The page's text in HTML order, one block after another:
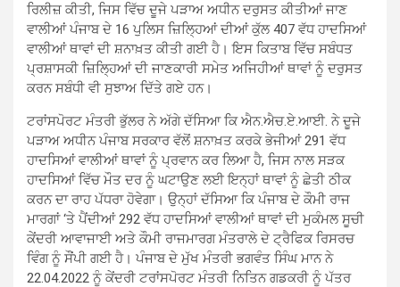
ਰਿਲੀਜ਼ ਕੀਤੀ, ਜਿਸ ਵਿੱਚ ਦੂਜੇ ਪੜਾਅ ਅਧੀਨ ਦਰੁਸਤ ਕੀਤੀਆਂ ਜਾਣ
ਵਾਲੀਆਂ ਪੰਜਾਬ ਦੇ 16 ਪੁਲਿਸ ਜ਼ਿਲ੍ਹਿਆਂ ਦੀਆਂ ਕੁੱਲ 407 ਵੱਧ ਹਾਦਸਿਆਂ
ਵਾਲੀਆਂ ਥਾਵਾਂ ਦੀ ਸ਼ਨਾਖ਼ਤ ਕੀਤੀ ਗਈ ਹੈ। ਇਸ ਕਿਤਾਬ ਵਿੱਚ ਸਬੰਧਤ
ਪ੍ਰਸ਼ਾਸਕੀ ਜ਼ਿਲ੍ਹਿਆਂ ਦੀ ਜਾਣਕਾਰੀ ਸਮੇਤ ਅਜਿਹੀਆਂ ਥਾਵਾਂ ਨੂੰ ਦਰੁਸਤ
ਕਰਨ ਸਬੰਧੀ ਵੀ ਸੁਝਾਅ ਦਿੱਤੇ ਗਏ ਹਨ।
ਟਰਾਂਸਪੋਰਟ ਮੰਤਰੀ ਭੁੱਲਰ ਨੇ ਅੱਗੇ ਦੱਸਿਆ ਕਿ ਐਨ.ਐਚ.ਏ.ਆਈ. ਨੇ ਦੂਜੇ
ਪੜਾਅ ਅਧੀਨ ਪੰਜਾਬ ਸਰਕਾਰ ਵੱਲੋਂ ਸ਼ਨਾਖ਼ਤ ਕਰਕੇ ਭੇਜੀਆਂ 291 ਵੱਧ
ਹਾਦਸਿਆਂ ਵਾਲੀਆਂ ਥਾਵਾਂ ਨੂੰ ਪ੍ਰਵਾਨ ਕਰ ਲਿਆ ਹੈ, ਜਿਸ ਨਾਲ ਸੜਕ
ਹਾਦਸਿਆਂ ਵਿੱਚ ਮੌਤ ਦਰ ਨੂੰ ਘਟਾਉਣ ਲਈ ਇਨ੍ਹਾਂ ਥਾਵਾਂ ਨੂੰ ਛੇਤੀ ਠੀਕ
ਕਰਨ ਦਾ ਰਾਹ ਪੱਧਰਾ ਹੋਵੇਗਾ। ਉਨ੍ਹਾਂ ਦੱਸਿਆ ਕਿ ਪੰਜਾਬ ਦੇ ਕੌਮੀ ਰਾਜ
ਮਾਰਗਾਂ ‘ਤੇ ਪੈਂਦੀਆਂ 292 ਵੱਧ ਹਾਦਸਿਆਂ ਵਾਲੀਆਂ ਥਾਵਾਂ ਦੀ ਮੁਕੰਮਲ ਸੂਚੀ
ਕੇਂਦਰੀ ਆਵਾਜਾਈ ਅਤੇ ਕੌਮੀ ਰਾਜਮਾਰਗ ਮੰਤਰਾਲੇ ਦੇ ਟ੍ਰੈਫਿਕ ਰਿਸਰਚ
ਵਿੰਗ ਨੂੰ ਸੌਂਪੀ ਗਈ ਹੈ। ਪੰਜਾਬ ਦੇ ਮੁੱਖ ਮੰਤਰੀ ਭਗਵੰਤ ਸਿੰਘ ਮਾਨ ਨੇ
22.04.2022 ਨੂੰ ਕੇਂਦਰੀ ਟਰਾਂਸਪੋਰਟ ਮੰਤਰੀ ਨਿਤਿਨ ਗਡਕਰੀ ਨੂੰ ਪੱਤਰ